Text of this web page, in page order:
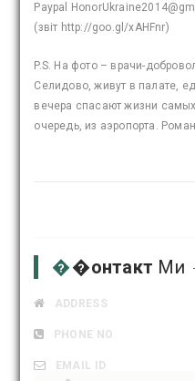
Paypal
(звіт http://goo.gl/xAHFnr)
P.S. На фото – врачи-
Селидово, живут в палате,
вечера спасают жизни
очередь, из аэропорта.
��онтакт Ми
ADDRESS
PHONE NO
EMAIL ID